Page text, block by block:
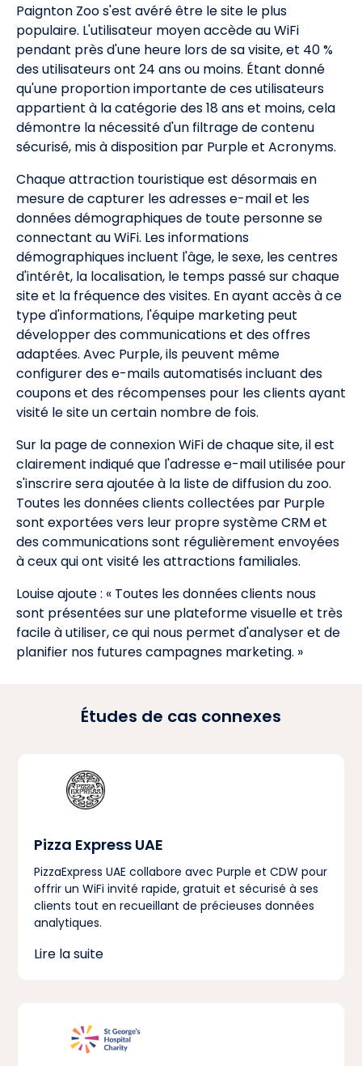
Paignton Zoo s'est avéré être le site le plus
populaire. L'utilisateur moyen accède au WiFi
pendant près d'une heure lors de sa visite, et 40 %
des utilisateurs ont 24 ans ou moins. Étant donné
qu'une proportion importante de ces utilisateurs
appartient à la catégorie des 18 ans et moins, cela
démontre la nécessité d'un filtrage de contenu
sécurisé, mis à disposition par Purple et Acronyms.
Chaque attraction touristique est désormais en
mesure de capturer les adresses e-mail et les
données démographiques de toute personne se
connectant au WiFi. Les informations
démographiques incluent l'âge, le sexe, les centres
d'intérêt, la localisation, le temps passé sur chaque
site et la fréquence des visites. En ayant accès à ce
type d'informations, l'équipe marketing peut
développer des communications et des offres
adaptées. Avec Purple, ils peuvent même
configurer des e-mails automatisés incluant des
coupons et des récompenses pour les clients ayant
visité le site un certain nombre de fois.
Sur la page de connexion WiFi de chaque site, il est
clairement indiqué que l'adresse e-mail utilisée pour
s'inscrire sera ajoutée à la liste de diffusion du zoo.
Toutes les données clients collectées par Purple
sont exportées vers leur propre système CRM et
des communications sont régulièrement envoyées
à ceux qui ont visité les attractions familiales.
Louise ajoute : « Toutes les données clients nous
sont présentées sur une plateforme visuelle et très
facile à utiliser, ce qui nous permet d'analyser et de
planifier nos futures campagnes marketing. »
Études de cas connexes
Pizza Express UAE
PizzaExpress UAE collabore avec Purple et CDW pour
offrir un WiFi invité rapide, gratuit et sécurisé à ses
clients tout en recueillant de précieuses données
analytiques.
Lire la suite